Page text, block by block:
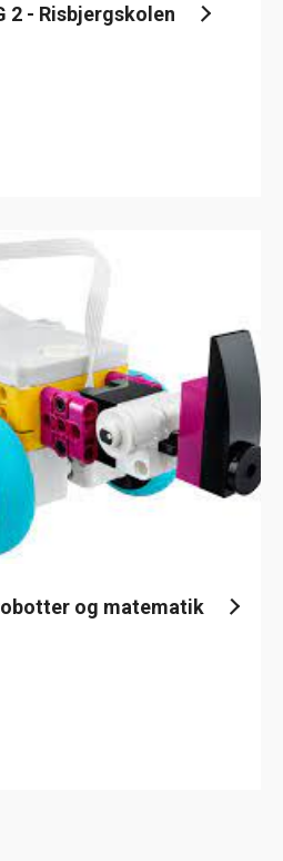
2 - Risbjergskolen
og matematik